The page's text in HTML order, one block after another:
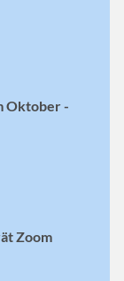
Oktober -
Zoom